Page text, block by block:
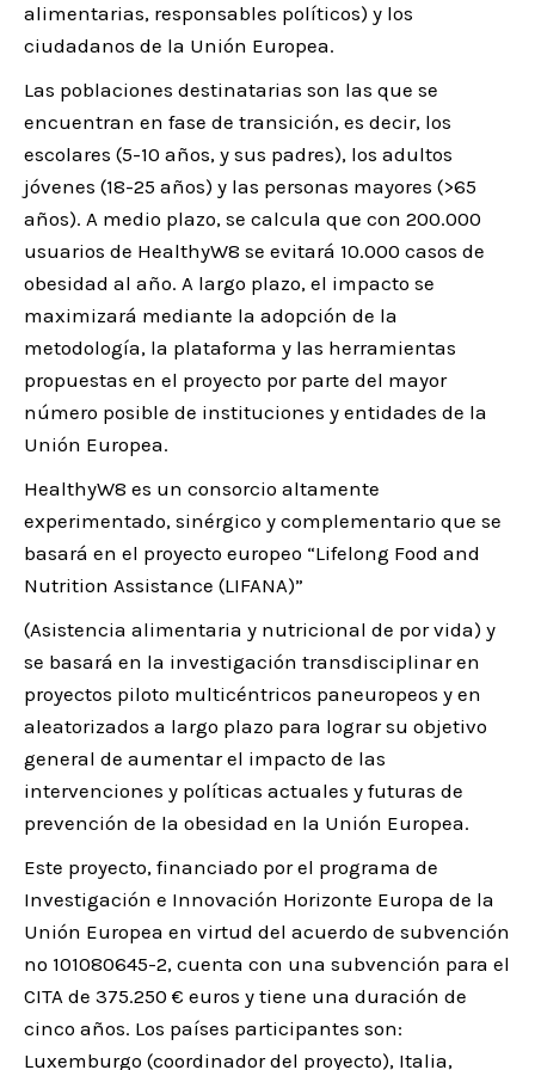
alimentarias, responsables políticos) y los
ciudadanos de la Unión Europea.
Las poblaciones destinatarias son las que se
encuentran en fase de transición, es decir, los
escolares (5-10 años, y sus padres), los adultos
jóvenes (18-25 años) y las personas mayores (>65
años). A medio plazo, se calcula que con 200.000
usuarios de HealthyW8 se evitará 10.000 casos de
obesidad al año. A largo plazo, el impacto se
maximizará mediante la adopción de la
metodología, la plataforma y las herramientas
propuestas en el proyecto por parte del mayor
número posible de instituciones y entidades de la
Unión Europea.
HealthyW8 es un consorcio altamente
experimentado, sinérgico y complementario que se
basará en el proyecto europeo “Lifelong Food and
Nutrition Assistance (LIFANA)”
(Asistencia alimentaria y nutricional de por vida) y
se basará en la investigación transdisciplinar en
proyectos piloto multicéntricos paneuropeos y en
aleatorizados a largo plazo para lograr su objetivo
general de aumentar el impacto de las
intervenciones y políticas actuales y futuras de
prevención de la obesidad en la Unión Europea.
Este proyecto, financiado por el programa de
Investigación e Innovación Horizonte Europa de la
Unión Europea en virtud del acuerdo de subvención
nº 101080645-2, cuenta con una subvención para el
CITA de 375.250 € euros y tiene una duración de
cinco años. Los países participantes son:
Luxemburgo (coordinador del proyecto), Italia,